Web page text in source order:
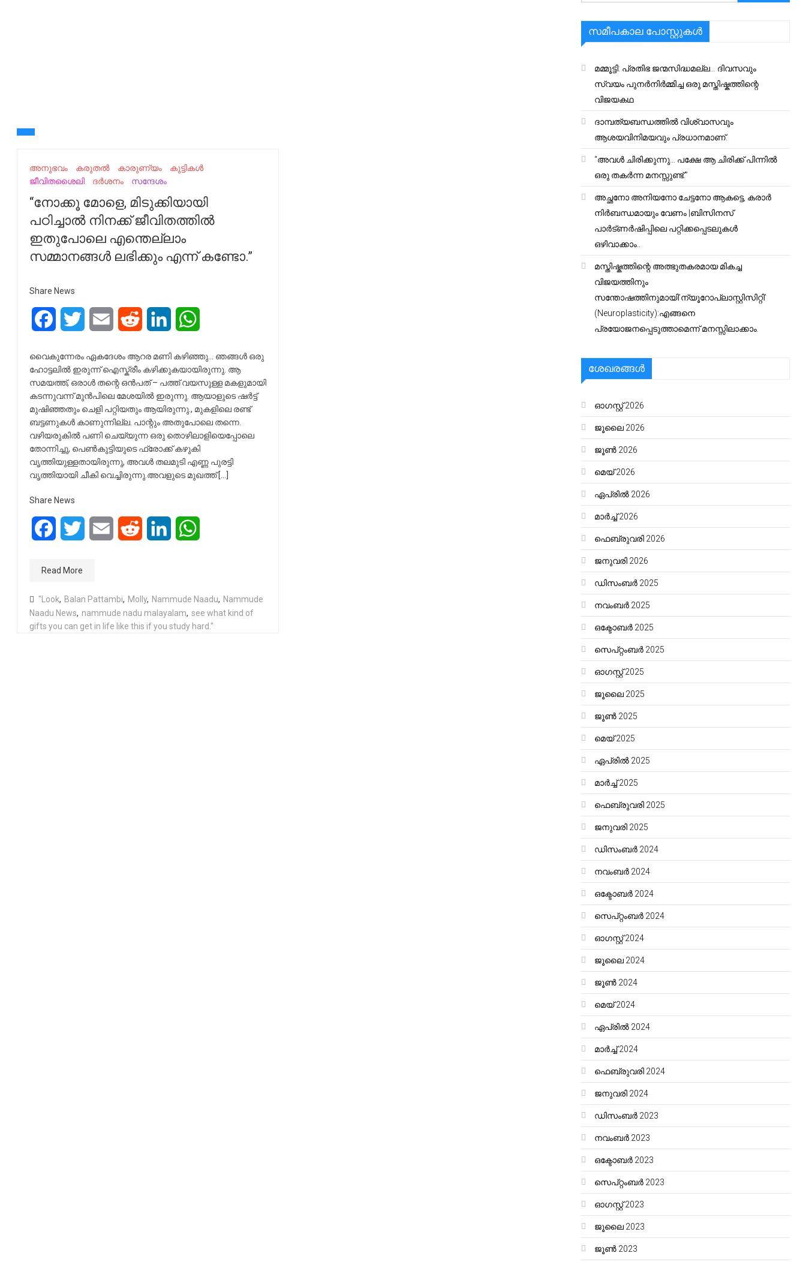
അനുഭവം കരുതൽ കാരുണ്യം
കുട്ടികൾ
ജീവിതശൈലി
ദർശനം സന്ദേശം
“നോക്കൂ മോളെ, മിടുക്കിയായി
പഠിച്ചാൽ നിനക്ക് ജീവിതത്തിൽ
ഇതുപോലെ എന്തെല്ലാം
സമ്മാനങ്ങൾ ലഭിക്കും എന്ന് കണ്ടോ.”
Share News
FacebookTwitter Email Reddit LinkedIn
വൈകുന്നേരം ഏകദേശം ആറര മണി കഴിഞ്ഞു… ഞങ്ങൾ ഒരു
ഹോട്ടലിൽ ഇരുന്ന് ഐസ്ക്രീം കഴിക്കുകയായിരുന്നു. ആ
സമയത്ത്, ഒരാൾ തന്റെ ഒൻപത് – പത്ത് വയസുള്ള മകളുമായി
കടന്നുവന്ന് മുൻപിലെ മേശയിൽ ഇരുന്നു. ആയാളുടെ ഷർട്ട്
മുഷിഞ്ഞതും ചെളി പറ്റിയതും ആയിരുന്നു., മുകളിലെ രണ്ട്
ബട്ടണുകൾ കാണുന്നില്ല. പാന്റും അതുപോലെ തന്നെ.
വഴിയരുകിൽ പണി ചെയ്യുന്ന ഒരു തൊഴിലാളിയെപ്പോലെ
തോന്നിച്ചു, പെൺകുട്ടിയുടെ ഫ്രോക്ക് കഴുകി
വൃത്തിയുള്ളതായിരുന്നു, അവൾ തലമുടി എണ്ണ പുരട്ടി
വൃത്തിയായി ചീകി വെച്ചിരുന്നു.അവളുടെ മുഖത്ത് […]
Share News
FacebookTwitter Email Reddit LinkedIn
Read More
"Look, Balan Pattambi, Molly, Nammude Naadu, Nammude
Naadu News, nammude nadu malayalam, see what kind of
gifts you can get in life like this if you study hard."
സമീപകാല പോസ്റ്റുകൾ
മമ്മൂട്ടി: പ്രതിഭ ജന്മസിദ്ധമല്ല… ദിവസവും
സ്വയം പുനർനിർമ്മിച്ച ഒരു മസ്തിഷ്കത്തിന്റെ
വിജയകഥ
ദാമ്പത്യബന്ധത്തിൽ വിശ്വാസവും
ആശയവിനിമയവും പ്രധാനമാണ്.
“അവൾ ചിരിക്കുന്നു… പക്ഷേ ആ ചിരിക്ക് പിന്നിൽ
ഒരു തകർന്ന മനസ്സുണ്ട്.”
അച്ഛനോ അനിയനോ ചേട്ടനോ ആകട്ടെ, കരാർ
നിർബന്ധമായും വേണം |ബിസിനസ്
പാർട്ണർഷിപ്പിലെ പറ്റിക്കപ്പെടലുകൾ
ഒഴിവാക്കാം..
മസ്തിഷ്കത്തിന്റെ അത്ഭുതകരമായ മികച്ച
വിജയത്തിനും
സന്തോഷത്തിനുമായി’ന്യൂറോപ്ലാസ്റ്റിസിറ്റി’
(Neuroplasticity):എങ്ങനെ
പ്രയോജനപ്പെടുത്താമെന്ന് മനസ്സിലാക്കാം.
ശേഖരങ്ങൾ
ഓഗസ്റ്റ്‌ 2026
ജൂലൈ 2026
ജൂൺ 2026
മെയ്‌ 2026
ഏപ്രിൽ 2026
മാർച്ച്‌ 2026
ഫെബ്രുവരി 2026
ജനുവരി 2026
ഡിസംബർ 2025
നവംബർ 2025
ഒക്ടോബർ 2025
സെപ്റ്റംബർ 2025
ഓഗസ്റ്റ്‌ 2025
ജൂലൈ 2025
ജൂൺ 2025
മെയ്‌ 2025
ഏപ്രിൽ 2025
മാർച്ച്‌ 2025
ഫെബ്രുവരി 2025
ജനുവരി 2025
ഡിസംബർ 2024
നവംബർ 2024
ഒക്ടോബർ 2024
സെപ്റ്റംബർ 2024
ഓഗസ്റ്റ്‌ 2024
ജൂലൈ 2024
ജൂൺ 2024
മെയ്‌ 2024
ഏപ്രിൽ 2024
മാർച്ച്‌ 2024
ഫെബ്രുവരി 2024
ജനുവരി 2024
ഡിസംബർ 2023
നവംബർ 2023
ഒക്ടോബർ 2023
സെപ്റ്റംബർ 2023
ഓഗസ്റ്റ്‌ 2023
ജൂലൈ 2023
ജൂൺ 2023